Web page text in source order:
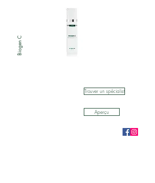
Biogen C
Trouver un spécialist
Aperçu